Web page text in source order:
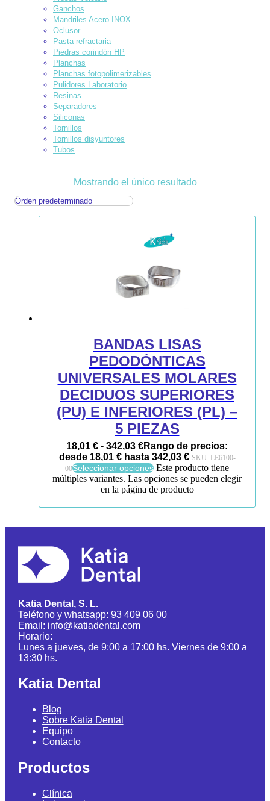
Ganchos
Mandriles Acero INOX
Oclusor
Pasta refractaria
Piedras corindón HP
Planchas
Planchas fotopolimerizables
Pulidores Laboratorio
Resinas
Separadores
Siliconas
Tornillos
Tornillos disyuntores
Tubos
Mostrando el único resultado
BANDAS LISAS
PEDODÓNTICAS
UNIVERSALES MOLARES
DECIDUOS SUPERIORES
(PU) E INFERIORES (PL) –
5 PIEZAS
18,01 € - 342,03 €Rango de precios:
desde 18,01 € hasta 342,03 € SKU: LE6100-
00Seleccionar opciones Este producto tiene
múltiples variantes. Las opciones se pueden elegir
en la página de producto
Katia Dental, S. L.
Teléfono y whatsapp: 93 409 06 00
Email: info@katiadental.com
Horario:
Lunes a jueves, de 9:00 a 17:00 hs. Viernes de 9:00 a
13:30 hs.
Katia Dental
Blog
Sobre Katia Dental
Equipo
Contacto
Productos
Clínica